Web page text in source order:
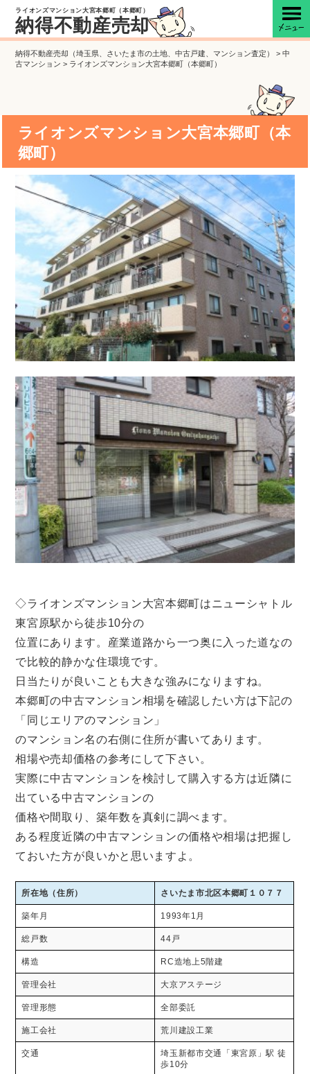
ライオンズマンション大宮本郷町（本郷町）
納得不動産売却
納得不動産売却（埼玉県、さいたま市の土地、中古戸建、マンション査定） >中
古マンション > ライオンズマンション大宮本郷町（本郷町）
ライオンズマンション大宮本郷町（本
郷町）
◇ライオンズマンション大宮本郷町はニューシャトル
東宮原駅から徒歩10分の
位置にあります。産業道路から一つ奥に入った道なの
で比較的静かな住環境です。
日当たりが良いことも大きな強みになりますね。
本郷町の中古マンション相場を確認したい方は下記の
「同じエリアのマンション」
のマンション名の右側に住所が書いてあります。
相場や売却価格の参考にして下さい。
実際に中古マンションを検討して購入する方は近隣に
出ている中古マンションの
価格や間取り、築年数を真剣に調べます。
ある程度近隣の中古マンションの価格や相場は把握し
ておいた方が良いかと思いますよ。
所在地（住所） さいたま市北区本郷町１０７７
築年月 1993年1月
総戸数 44戸
構造 RC造地上5階建
管理会社 大京アステージ
管理形態 全部委託
施工会社 荒川建設工業
交通
埼玉新都市交通「東宮原」駅 徒
歩10分